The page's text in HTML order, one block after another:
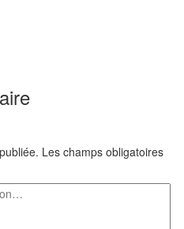
Les champs obligatoires